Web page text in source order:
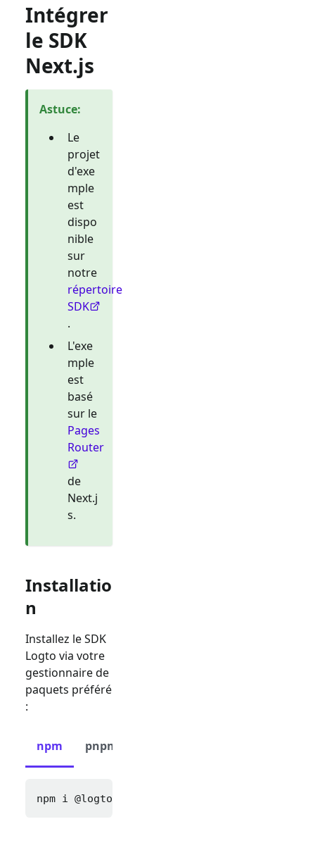
Intégrer
le SDK
Next.js
Astuce:
Le
projet
d'exe
mple
est
dispo
nible
sur
notre
répertoire
SDK
.
L'exe
mple
est
basé
sur le
Pages
Router
de
Next.j
s.
Installatio
n
Installez le SDK
Logto via votre
gestionnaire de
paquets préféré
:
npm pnpm
npm i @logto/next